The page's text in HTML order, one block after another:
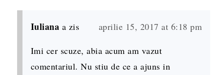
Iuliana a zis aprilie 15, 2017 at 6:18 pm
Imi cer scuze, abia acum am vazut
comentariul. Nu stiu de ce a ajuns in